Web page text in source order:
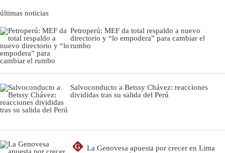
últimas noticias
Petroperú: MEF da total respaldo a nuevo
directorio y “lo empodera” para cambiar el
rumbo
Salvoconducto a Betssy Chávez: reacciones
divididas tras su salida del Perú
G
La Genovesa apuesta por crecer en Lima